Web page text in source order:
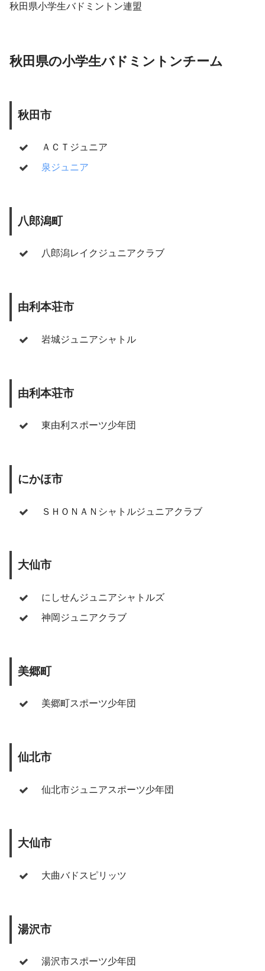
秋田県小学生バドミントン連盟
秋田県の小学生バドミントンチーム
秋田市
ＡＣＴジュニア
泉ジュニア
八郎潟町
八郎潟レイクジュニアクラブ
由利本荘市
岩城ジュニアシャトル
由利本荘市
東由利スポーツ少年団
にかほ市
ＳＨＯＮＡＮシャトルジュニアクラブ
大仙市
にしせんジュニアシャトルズ
神岡ジュニアクラブ
美郷町
美郷町スポーツ少年団
仙北市
仙北市ジュニアスポーツ少年団
大仙市
大曲バドスピリッツ
湯沢市
湯沢市スポーツ少年団